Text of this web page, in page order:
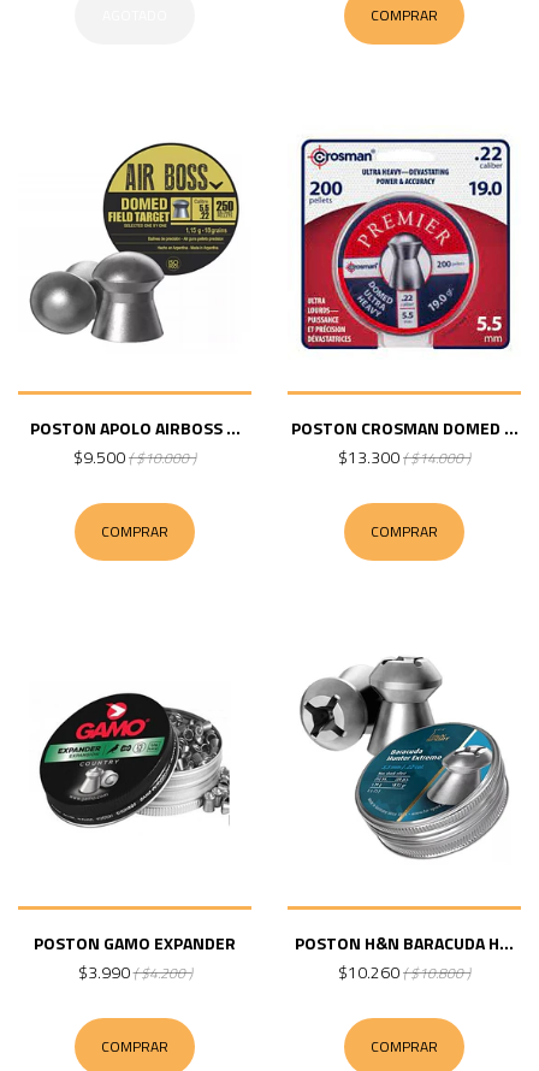
COMPRAR
POSTON APOLO AIRBOSS ...
$9.500( $10.000 )
COMPRAR
POSTON CROSMAN DOMED ...
$13.300( $14.000 )
COMPRAR
POSTON GAMO EXPANDER
$3.990( $4.200 )
COMPRAR
POSTON H&N BARACUDA H...
$10.260( $10.800 )
COMPRAR